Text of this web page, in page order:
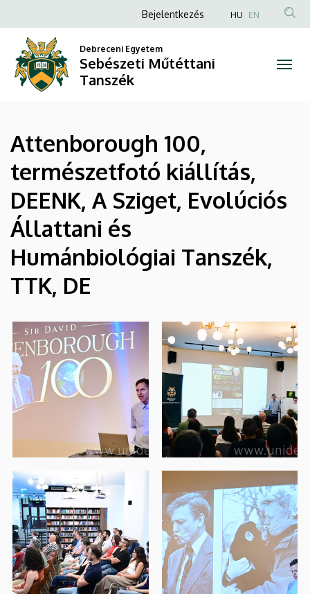
Sebészeti
Műtéttani
Tanszék
a
tartalomra
Anonim
fiók
menüje
Bejelentkezés HU EN
Debreceni Egyetem
Sebészeti Műtéttani
Tanszék
Attenborough 100,
természetfotó kiállítás,
DEENK, A Sziget, Evolúciós
Állattani és
Humánbiológiai Tanszék,
TTK, DE